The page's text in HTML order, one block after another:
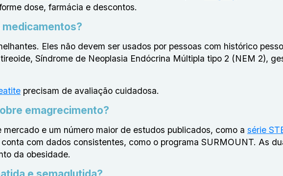
dose, farmácia e descontos.
medicamentos?
Eles não devem ser usados por pessoas com histórico
Síndrome de Neoplasia Endócrina Múltipla tipo 2 (NEM 2),
precisam de avaliação cuidadosa.
emagrecimento?
e um número maior de estudos publicados, como a série
com dados consistentes, como o programa SURMOUNT. As
da obesidade.